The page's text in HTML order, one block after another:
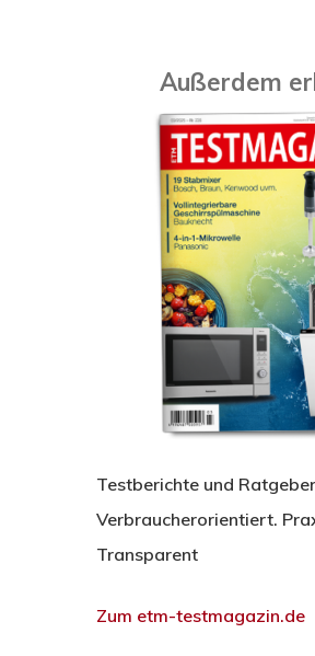
Außerdem
Testberichte und
Verbraucherorientiert.
Transparent
Zum etm-testmagazin.de